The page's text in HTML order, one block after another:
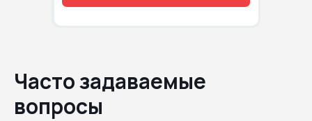
Часто задаваемые
вопросы